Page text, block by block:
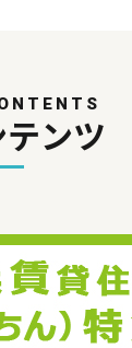
ンツ